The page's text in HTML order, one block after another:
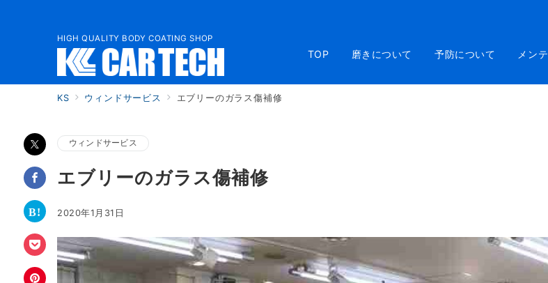
HIGH QUALITY BODY COATING SHOP
TOP 磨きについて 予防について メン
KS ウィンドサービス エブリーのガラス傷補修
ウィンドサービス
エブリーのガラス傷補修
2020年1月31日